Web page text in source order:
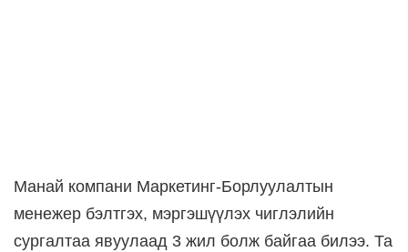
Манай компани Маркетинг-Борлуулалтын
менежер бэлтгэх, мэргэшүүлэх чиглэлийн
сургалтаа явуулаад 3 жил болж байгаа билээ. Та